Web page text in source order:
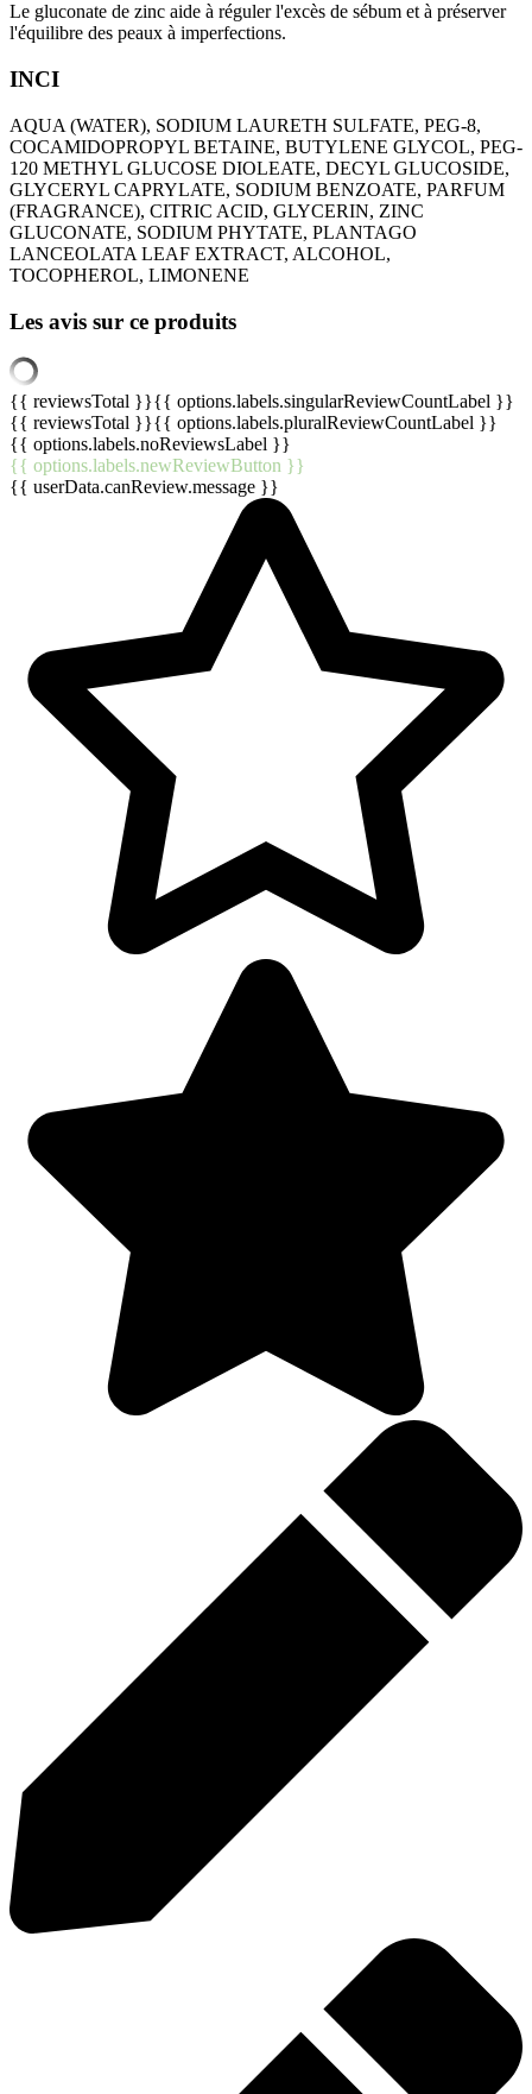
Le gluconate de zinc aide à réguler l'excès de sébum et à préserver
l'équilibre des peaux à imperfections.
INCI
AQUA (WATER), SODIUM LAURETH SULFATE, PEG-8,
COCAMIDOPROPYL BETAINE, BUTYLENE GLYCOL, PEG-
120 METHYL GLUCOSE DIOLEATE, DECYL GLUCOSIDE,
GLYCERYL CAPRYLATE, SODIUM BENZOATE, PARFUM
(FRAGRANCE), CITRIC ACID, GLYCERIN, ZINC
GLUCONATE, SODIUM PHYTATE, PLANTAGO
LANCEOLATA LEAF EXTRACT, ALCOHOL,
TOCOPHEROL, LIMONENE
Les avis sur ce produits
{{ reviewsTotal }}{{ options.labels.singularReviewCountLabel }}
{{ reviewsTotal }}{{ options.labels.pluralReviewCountLabel }}
{{ options.labels.noReviewsLabel }}
{{ options.labels.newReviewButton }}
{{ userData.canReview.message }}